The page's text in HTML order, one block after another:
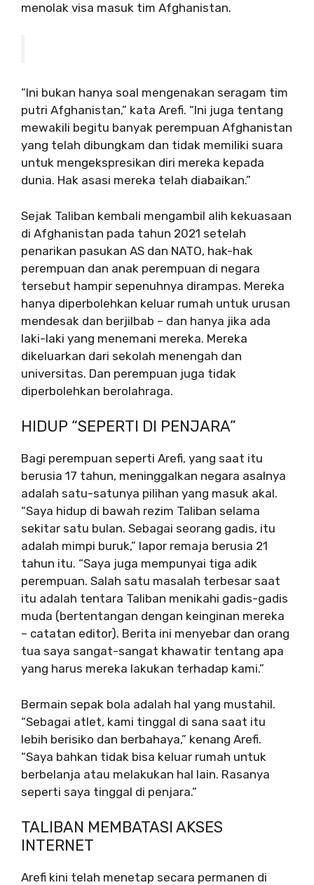
menolak visa masuk tim Afghanistan.
“Ini bukan hanya soal mengenakan seragam tim
putri Afghanistan,” kata Arefi. “Ini juga tentang
mewakili begitu banyak perempuan Afghanistan
yang telah dibungkam dan tidak memiliki suara
untuk mengekspresikan diri mereka kepada
dunia. Hak asasi mereka telah diabaikan.”
Sejak Taliban kembali mengambil alih kekuasaan
di Afghanistan pada tahun 2021 setelah
penarikan pasukan AS dan NATO, hak-hak
perempuan dan anak perempuan di negara
tersebut hampir sepenuhnya dirampas. Mereka
hanya diperbolehkan keluar rumah untuk urusan
mendesak dan berjilbab – dan hanya jika ada
laki-laki yang menemani mereka. Mereka
dikeluarkan dari sekolah menengah dan
universitas. Dan perempuan juga tidak
diperbolehkan berolahraga.
HIDUP “SEPERTI DI PENJARA”
Bagi perempuan seperti Arefi, yang saat itu
berusia 17 tahun, meninggalkan negara asalnya
adalah satu-satunya pilihan yang masuk akal.
“Saya hidup di bawah rezim Taliban selama
sekitar satu bulan. Sebagai seorang gadis, itu
adalah mimpi buruk,” lapor remaja berusia 21
tahun itu. “Saya juga mempunyai tiga adik
perempuan. Salah satu masalah terbesar saat
itu adalah tentara Taliban menikahi gadis-gadis
muda (bertentangan dengan keinginan mereka
– catatan editor). Berita ini menyebar dan orang
tua saya sangat-sangat khawatir tentang apa
yang harus mereka lakukan terhadap kami.”
Bermain sepak bola adalah hal yang mustahil.
“Sebagai atlet, kami tinggal di sana saat itu
lebih berisiko dan berbahaya,” kenang Arefi.
“Saya bahkan tidak bisa keluar rumah untuk
berbelanja atau melakukan hal lain. Rasanya
seperti saya tinggal di penjara.”
TALIBAN MEMBATASI AKSES
INTERNET
Arefi kini telah menetap secara permanen di